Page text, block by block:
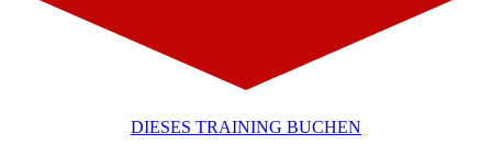
DIESES TRAINING BUCHEN